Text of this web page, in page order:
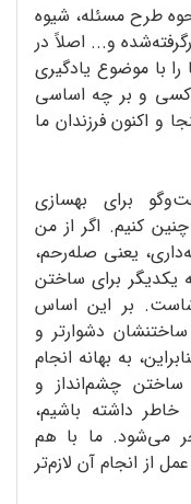
طرح مسئله، شیوه
و... اصلاً در
با موضوع یادگیری
کسی و بر چه اساسی
و اکنون فرزندان ما
برای بهسازی
کنیم. اگر از من
یعنی صله‌رحم،
برای ساختن
بر این اساس
دشوارتر و
به بهانه انجام
چشم‌انداز و
خاطر داشته باشیم،
می‌شود. ما با هم
از انجام آن لازم‌تر